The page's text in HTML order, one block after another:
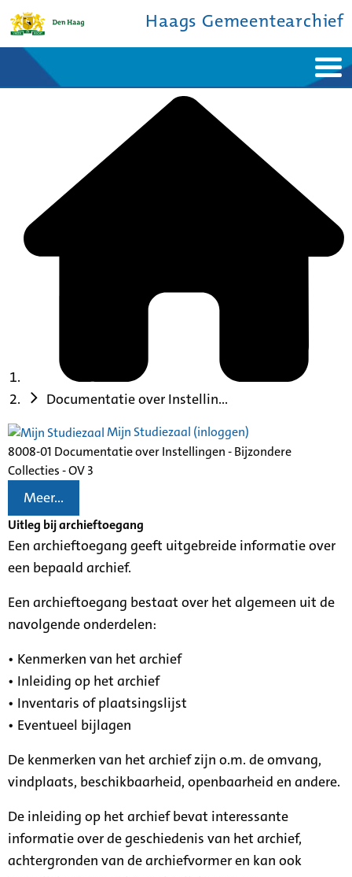
Haags Gemeentearchief
Bronnen en collecties
Documentatie over Instellin...
Mijn Studiezaal (inloggen)
8008-01 Documentatie over Instellingen - Bijzondere
Collecties - OV 3
Meer...
Uitleg bij archieftoegang
Een archieftoegang geeft uitgebreide informatie over
een bepaald archief.
Een archieftoegang bestaat over het algemeen uit de
navolgende onderdelen:
• Kenmerken van het archief
• Inleiding op het archief
• Inventaris of plaatsingslijst
• Eventueel bijlagen
De kenmerken van het archief zijn o.m. de omvang,
vindplaats, beschikbaarheid, openbaarheid en andere.
De inleiding op het archief bevat interessante
informatie over de geschiedenis van het archief,
achtergronden van de archiefvormer en kan ook